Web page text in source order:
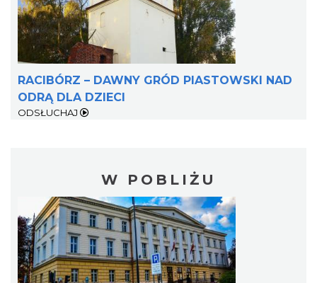
RACIBÓRZ – DAWNY GRÓD PIASTOWSKI NAD
ODRĄ DLA DZIECI
ODSŁUCHAJ
W POBLIŻU